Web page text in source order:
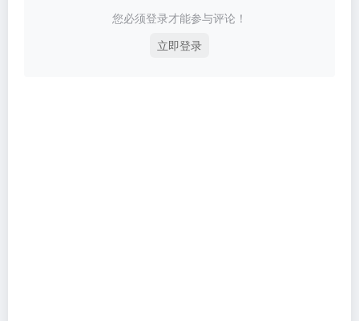
您必须登录才能参与评论！
立即登录